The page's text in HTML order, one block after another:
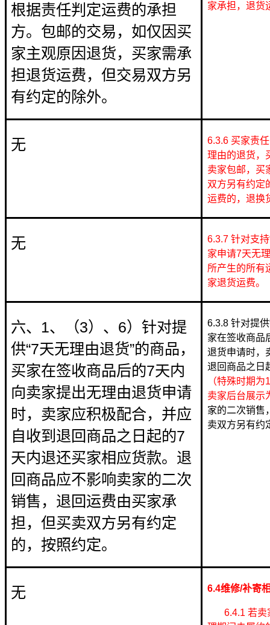
根据责任判定运费的承担
方。包邮的交易，如仅因买
家主观原因退货，买家需承
担退货运费，但交易双方另
有约定的除外。
家承担，退货
无
6.3.6 买家责
理由的退货，
卖家包邮，买
双方另有约定
运费的，退换
无
6.3.7 针对支
家申请7天无
所产生的所有
家退货运费。
六、1、（3）、6）针对提
供“7天无理由退货”的商品，
买家在签收商品后的7天内
向卖家提出无理由退货申请
时，卖家应积极配合，并应
自收到退回商品之日起的7
天内退还买家相应货款。退
回商品应不影响卖家的二次
销售，退回运费由买家承
担，但买卖双方另有约定
的，按照约定。
6.3.8 针对提
家在签收商品
退货申请时，
退回商品之日
（特殊时期
卖家后台展示
家的二次销售
卖双方另有约
无 6.4维修/补寄
6.4.1 若卖